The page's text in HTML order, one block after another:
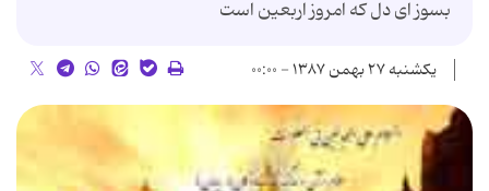
بسوز ای دل که امروز اربعین است
یکشنبه ۲۷ بهمن ۱۳۸۷ - ۰۰:۰۰